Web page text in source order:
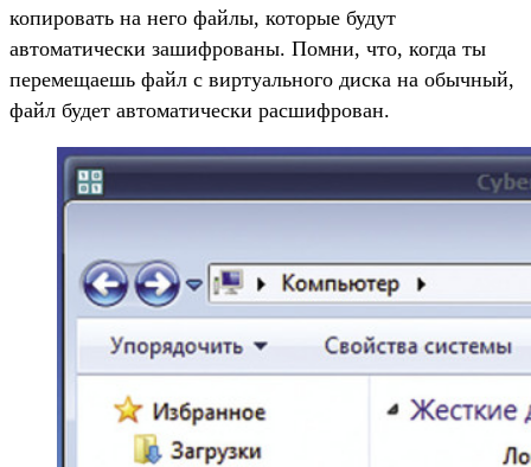
копировать на него файлы, которые будут
автоматически зашифрованы. Помни, что, когда ты
перемещаешь файл с виртуального диска на обычный,
файл будет автоматически расшифрован.